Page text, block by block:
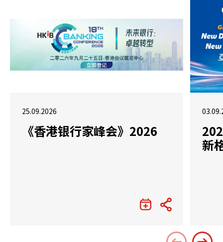
25.09.2026
《香港银行家峰会》2026
新